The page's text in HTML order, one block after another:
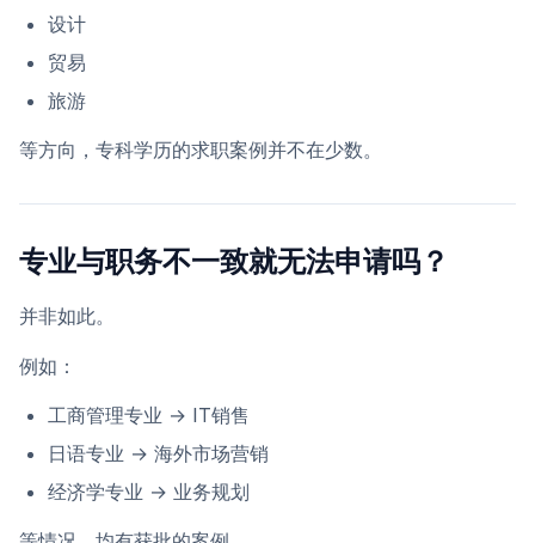
设计
贸易
旅游
等方向，专科学历的求职案例并不在少数。
专业与职务不一致就无法申请吗？
并非如此。
例如：
工商管理专业 → IT销售
日语专业 → 海外市场营销
经济学专业 → 业务规划